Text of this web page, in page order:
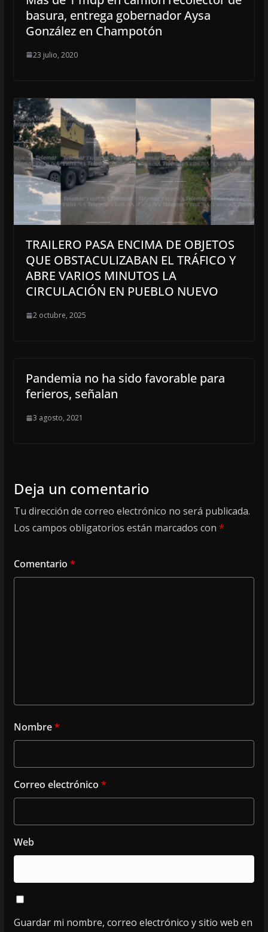
basura, entrega gobernador Aysa
González en Champotón
23 julio, 2020
TRAILERO PASA ENCIMA DE OBJETOS
QUE OBSTACULIZABAN EL TRÁFICO Y
ABRE VARIOS MINUTOS LA
CIRCULACIÓN EN PUEBLO NUEVO
2 octubre, 2025
Pandemia no ha sido favorable para
ferieros, señalan
3 agosto, 2021
Deja un comentario
Tu dirección de correo electrónico no será publicada.
Los campos obligatorios están marcados con *
Comentario *
Nombre*
Correo electrónico *
Web
Guardar mi nombre, correo electrónico y sitio web en